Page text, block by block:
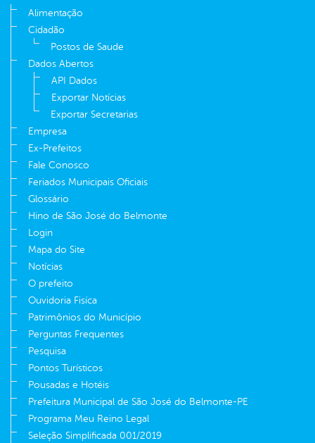
Alimentação
Cidadão
Postos de Saude
Dados Abertos
API Dados
Exportar Notícias
Exportar Secretarias
Empresa
Ex-Prefeitos
Fale Conosco
Feriados Municipais Oficiais
Glossário
Hino de São José do Belmonte
Login
Mapa do Site
Notícias
O prefeito
Ouvidoria Fisíca
Patrimônios do Município
Perguntas Frequentes
Pesquisa
Pontos Turísticos
Pousadas e Hotéis
Prefeitura Municipal de São José do Belmonte-PE
Programa Meu Reino Legal
Seleção Simplificada 001/2019